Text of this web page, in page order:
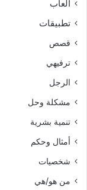
العاب
تطبيقات
قصص
ترفيهي
الرجل
مشكلة وحل
تنمية بشرية
أمثال وحكم
شخصيات
من هو/هي